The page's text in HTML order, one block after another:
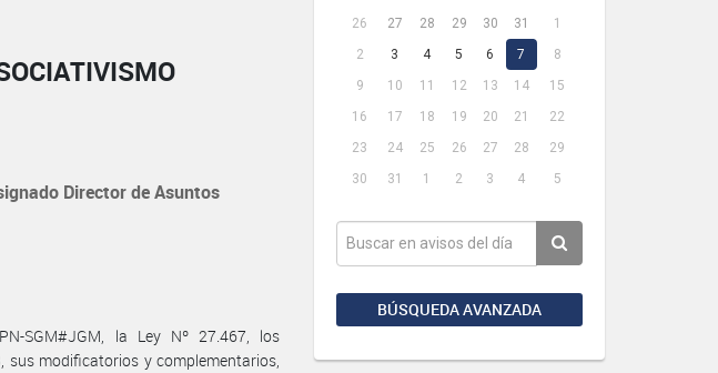
26 27 28 29 30 31
1
2
3 4 5 6 7
8
9
10 11 12 13 14
15
16
17 18 19 20 21
22
23
24 25 26 27 28
29
30
31 1 2 3 4 5
BÚSQUEDA AVANZADA
Director de Asuntos
SGM#JGM, la Ley Nº 27.467, los
sus modificatorios y complementarios,